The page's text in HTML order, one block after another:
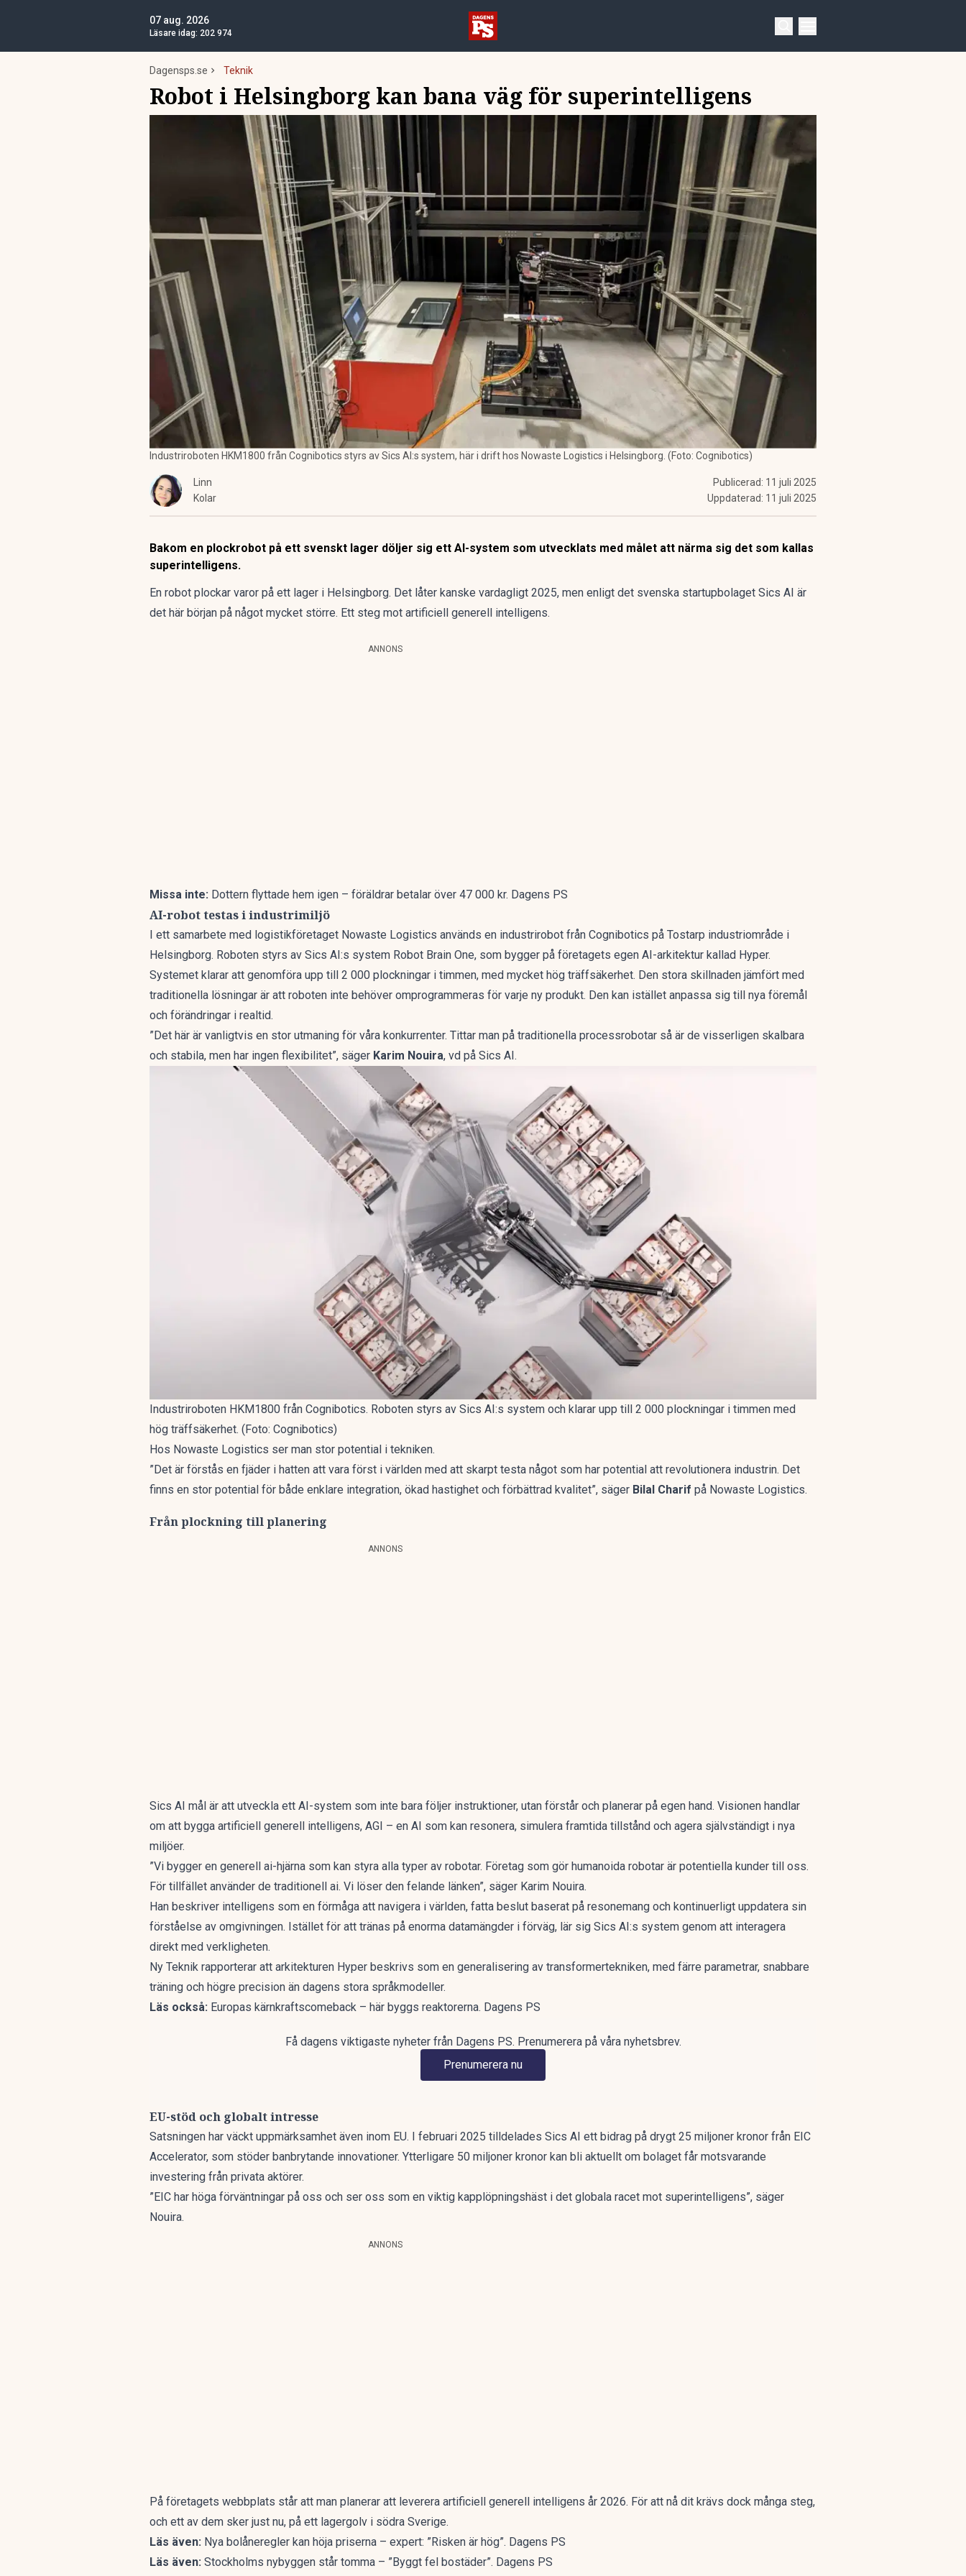
07 aug. 2026
Läsare idag: 202 974
Dagensps.se Teknik
Robot i Helsingborg kan bana väg för superintelligens
Industriroboten HKM1800 från Cognibotics styrs av Sics AI:s system, här i drift hos Nowaste Logistics i Helsingborg. (Foto: Cognibotics)
Linn
Kolar
Publicerad: 11 juli 2025
Uppdaterad: 11 juli 2025
Bakom en plockrobot på ett svenskt lager döljer sig ett AI-system som utvecklats med målet att närma sig det som kallas
superintelligens.
En robot plockar varor på ett lager i Helsingborg. Det låter kanske vardagligt 2025, men enligt det svenska startupbolaget Sics AI är
det här början på något mycket större. Ett steg mot artificiell generell intelligens.
ANNONS
Missa inte: Dottern flyttade hem igen – föräldrar betalar över 47 000 kr. Dagens PS
AI-robot testas i industrimiljö
I ett samarbete med logistikföretaget Nowaste Logistics används en industrirobot från Cognibotics på Tostarp industriområde i
Helsingborg. Roboten styrs av Sics AI:s system Robot Brain One, som bygger på företagets egen AI-arkitektur kallad Hyper.
Systemet klarar att genomföra upp till 2 000 plockningar i timmen, med mycket hög träffsäkerhet. Den stora skillnaden jämfört med
traditionella lösningar är att roboten inte behöver omprogrammeras för varje ny produkt. Den kan istället anpassa sig till nya föremål
och förändringar i realtid.
”Det här är vanligtvis en stor utmaning för våra konkurrenter. Tittar man på traditionella processrobotar så är de visserligen skalbara
och stabila, men har ingen flexibilitet”, säger Karim Nouira, vd på Sics AI.
Industriroboten HKM1800 från Cognibotics. Roboten styrs av Sics AI:s system och klarar upp till 2 000 plockningar i timmen med
hög träffsäkerhet. (Foto: Cognibotics)
Hos Nowaste Logistics ser man stor potential i tekniken.
”Det är förstås en fjäder i hatten att vara först i världen med att skarpt testa något som har potential att revolutionera industrin. Det
finns en stor potential för både enklare integration, ökad hastighet och förbättrad kvalitet”, säger Bilal Charif på Nowaste Logistics.
Från plockning till planering
ANNONS
Sics AI mål är att utveckla ett AI-system som inte bara följer instruktioner, utan förstår och planerar på egen hand. Visionen handlar
om att bygga artificiell generell intelligens, AGI – en AI som kan resonera, simulera framtida tillstånd och agera självständigt i nya
miljöer.
”Vi bygger en generell ai-hjärna som kan styra alla typer av robotar. Företag som gör humanoida robotar är potentiella kunder till oss.
För tillfället använder de traditionell ai. Vi löser den felande länken”, säger Karim Nouira.
Han beskriver intelligens som en förmåga att navigera i världen, fatta beslut baserat på resonemang och kontinuerligt uppdatera sin
förståelse av omgivningen. Istället för att tränas på enorma datamängder i förväg, lär sig Sics AI:s system genom att interagera
direkt med verkligheten.
Ny Teknik rapporterar att arkitekturen Hyper beskrivs som en generalisering av transformertekniken, med färre parametrar, snabbare
träning och högre precision än dagens stora språkmodeller.
Läs också: Europas kärnkraftscomeback – här byggs reaktorerna. Dagens PS
Få dagens viktigaste nyheter från Dagens PS. Prenumerera på våra nyhetsbrev.
Prenumerera nu
EU-stöd och globalt intresse
Satsningen har väckt uppmärksamhet även inom EU. I februari 2025 tilldelades Sics AI ett bidrag på drygt 25 miljoner kronor från EIC
Accelerator, som stöder banbrytande innovationer. Ytterligare 50 miljoner kronor kan bli aktuellt om bolaget får motsvarande
investering från privata aktörer.
”EIC har höga förväntningar på oss och ser oss som en viktig kapplöpningshäst i det globala racet mot superintelligens”, säger
Nouira.
ANNONS
På företagets webbplats står att man planerar att leverera artificiell generell intelligens år 2026. För att nå dit krävs dock många steg,
och ett av dem sker just nu, på ett lagergolv i södra Sverige.
Läs även: Nya bolåneregler kan höja priserna – expert: ”Risken är hög”. Dagens PS
Läs även: Stockholms nybyggen står tomma – ”Byggt fel bostäder”. Dagens PS